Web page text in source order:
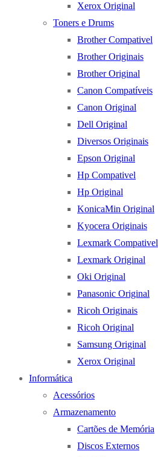
Xerox Original
Toners e Drums
Brother Compativel
Brother Originais
Brother Original
Canon Compatíveis
Canon Original
Dell Original
Diversos Originais
Epson Original
Hp Compativel
Hp Original
KonicaMin Original
Kyocera Originais
Lexmark Compativel
Lexmark Original
Oki Original
Panasonic Original
Ricoh Originais
Ricoh Original
Samsung Original
Xerox Original
Informática
Acessórios
Armazenamento
Cartões de Memória
Discos Externos